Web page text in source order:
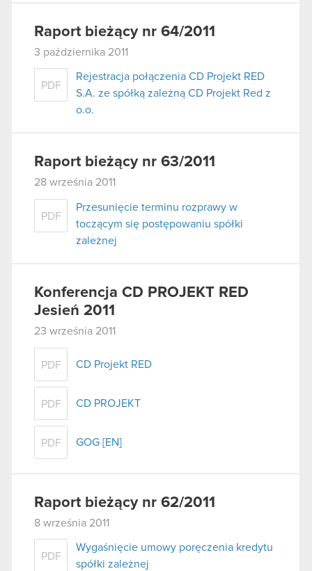
Raport bieżący nr 64/2011
3 października 2011
PDF
Rejestracja połączenia CD Projekt RED
S.A. ze spółką zależną CD Projekt Red z
o.o.
Raport bieżący nr 63/2011
28 września 2011
PDF
Przesunięcie terminu rozprawy w
toczącym się postępowaniu spółki
zależnej
Konferencja CD PROJEKT RED
Jesień 2011
23 września 2011
PDF CD Projekt RED
PDF CD PROJEKT
PDF GOG [EN]
Raport bieżący nr 62/2011
8 września 2011
PDF
Wygaśnięcie umowy poręczenia kredytu
spółki zależnej